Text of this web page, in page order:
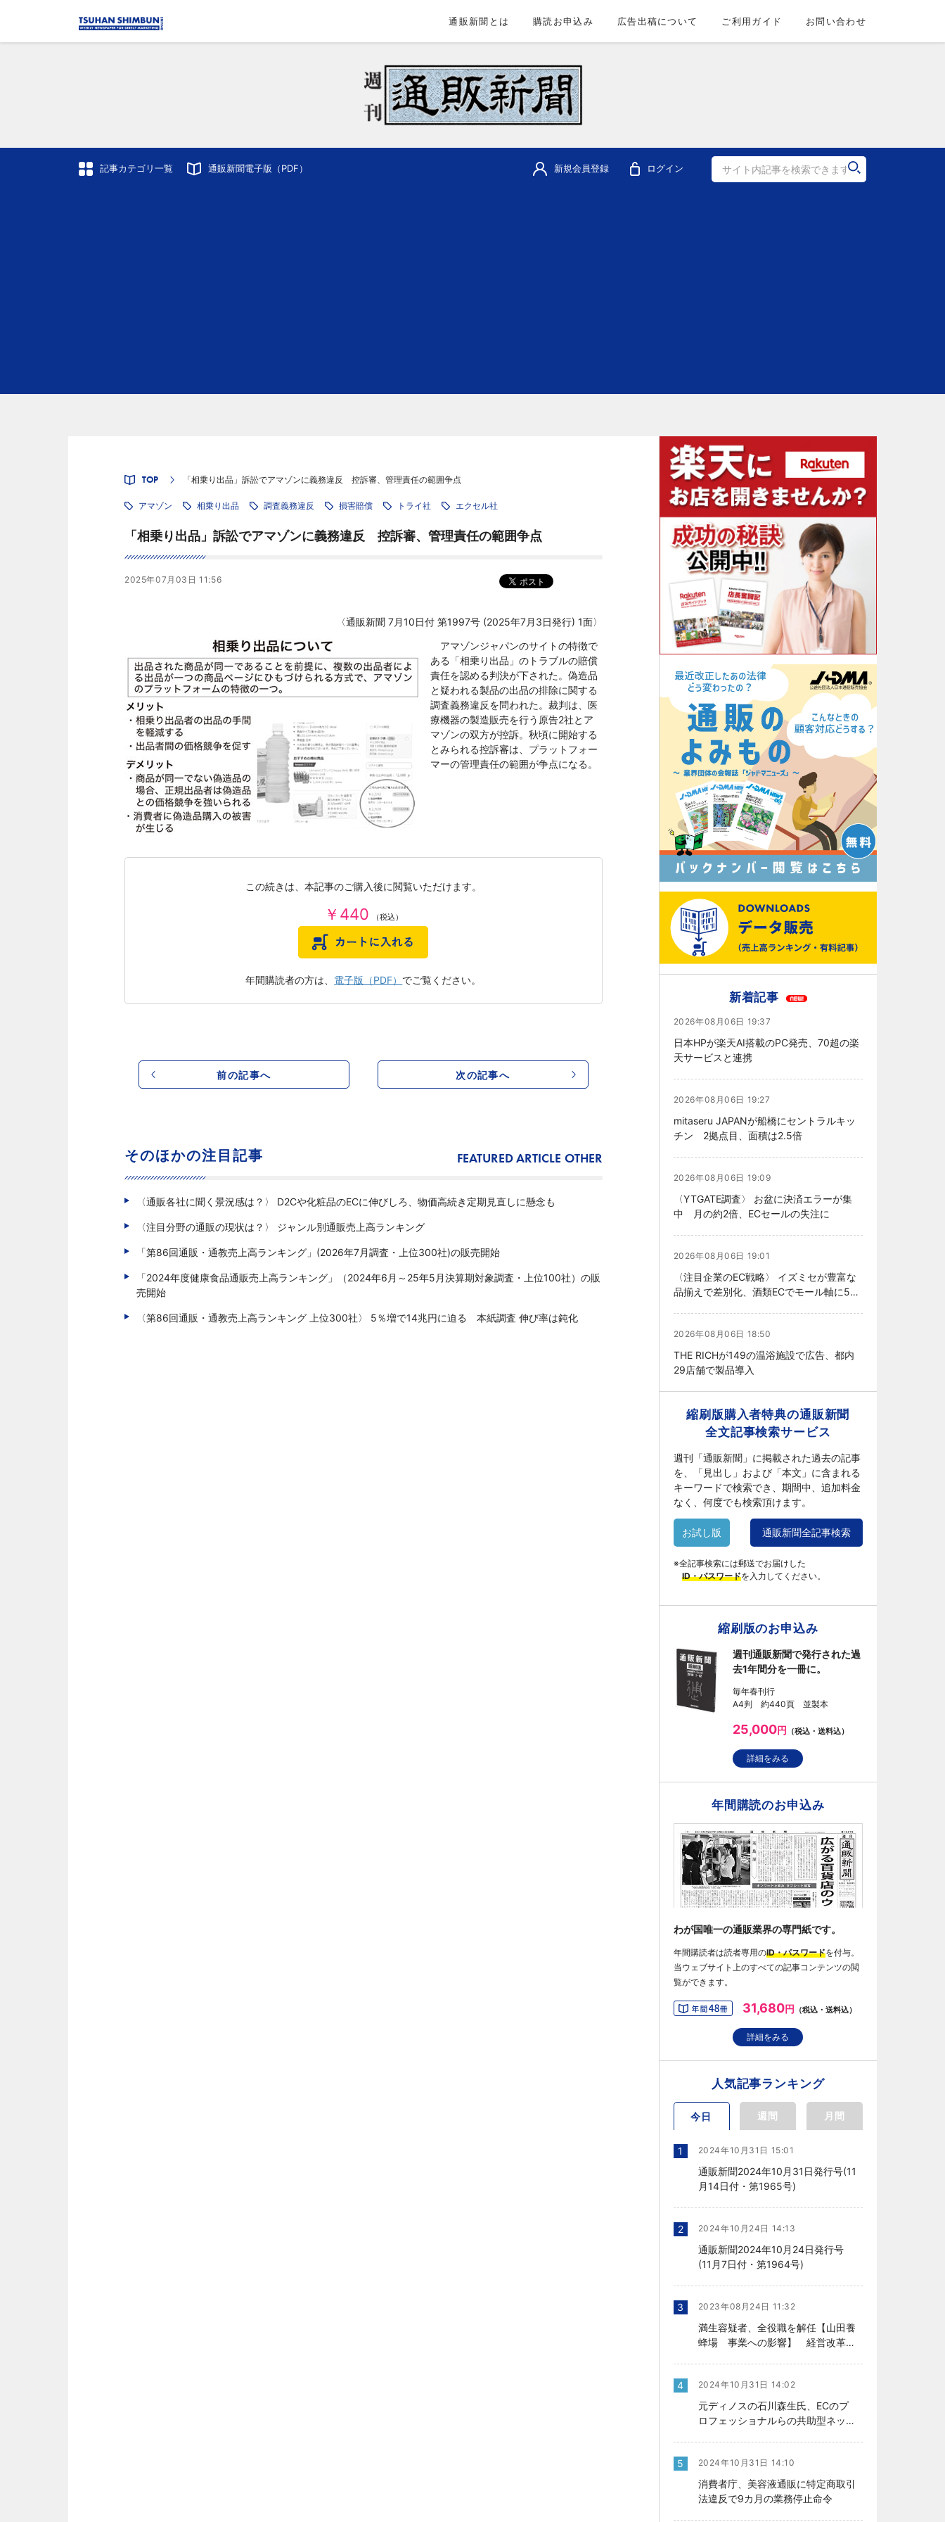
通販新聞とは 購読お申込み 広告出稿について ご利用ガイド お問い合わせ
記事カテゴリ一覧 通販新聞電子版（PDF） 新規会員登録 ログイン
TOP 「相乗り出品」訴訟でアマゾンに義務違反 控訴審、管理責任の範囲争点
アマゾン 相乗り出品 調査義務違反 損害賠償 トライ社 エクセル社
「相乗り出品」訴訟でアマゾンに義務違反 控訴審、管理責任の範囲争点
2025年07月03日 11:56
〈通販新聞 7月10日付 第1997号 (2025年7月3日発行) 1面〉
アマゾンジャパンのサイトの特徴で
ある「相乗り出品」のトラブルの賠償
責任を認める判決が下された。偽造品
と疑われる製品の出品の排除に関する
調査義務違反を問われた。裁判は、医
療機器の製造販売を行う原告2社とア
マゾンの双方が控訴。秋頃に開始する
とみられる控訴審は、プラットフォー
マーの管理責任の範囲が争点になる。
この続きは、本記事のご購入後に閲覧いただけます。
￥440 （税込）
年間購読者の方は、 電子版（PDF） でご覧ください。
前の記事へ 次の記事へ
そのほかの注目記事 FEATURED ARTICLE OTHER
〈通販各社に聞く景況感は？〉 D2Cや化粧品のECに伸びしろ、物価高続き定期見直しに懸念も
〈注目分野の通販の現状は？〉 ジャンル別通販売上高ランキング
「第86回通販・通教売上高ランキング」(2026年7月調査・上位300社)の販売開始
「2024年度健康食品通販売上高ランキング」（2024年6月～25年5月決算期対象調査・上位100社）の販
売開始
〈第86回通販・通教売上高ランキング 上位300社〉 5％増で14兆円に迫る 本紙調査 伸び率は鈍化
新着記事
2026年08月06日 19:37
日本HPが楽天AI搭載のPC発売、70超の楽
天サービスと連携
2026年08月06日 19:27
mitaseru JAPANが船橋にセントラルキッ
チン 2拠点目、面積は2.5倍
2026年08月06日 19:09
〈YTGATE調査〉 お盆に決済エラーが集
中 月の約2倍、ECセールの失注に
2026年08月06日 19:01
〈注目企業のEC戦略〉 イズミセが豊富な
品揃えで差別化、酒類ECでモール軸に50
2026年08月06日 18:50
THE RICHが149の温浴施設で広告、都内
29店舗で製品導入
縮刷版購入者特典の通販新聞
全文記事検索サービス
週刊「通販新聞」に掲載された過去の記事
を、「見出し」および「本文」に含まれる
キーワードで検索でき、期間中、追加料金
なく、何度でも検索頂けます。
お試し版 通販新聞全記事検索
※全記事検索には郵送でお届けした
ID・パスワードを入力してください。
縮刷版のお申込み
週刊通販新聞で発行された過
去1年間分を一冊に。
毎年春刊行
A4判 約440頁 並製本
25,000円 （税込・送料込）
詳細をみる
年間購読のお申込み
わが国唯一の通販業界の専門紙です。
年間購読者は読者専用のID・パスワードを付与。
当ウェブサイト上のすべての記事コンテンツの閲
覧ができます。
31,680円 （税込・送料込）
詳細をみる
人気記事ランキング
今日 週間 月間
1 2024年10月31日 15:01
通販新聞2024年10月31日発行号(11
月14日付・第1965号)
2 2024年10月24日 14:13
通販新聞2024年10月24日発行号
(11月7日付・第1964号)
3 2023年08月24日 11:32
満生容疑者、全役職を解任【山田養
蜂場 事業への影響】 経営改革の
4 2024年10月31日 14:02
元ディノスの石川森生氏、ECのプ
ロフェッショナルらの共助型ネット
5 2024年10月31日 14:10
消費者庁、美容液通販に特定商取引
法違反で9カ月の業務停止命令